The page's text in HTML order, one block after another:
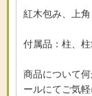
紅木包み、上角
付属品：柱、
商品について
ールにてご気軽